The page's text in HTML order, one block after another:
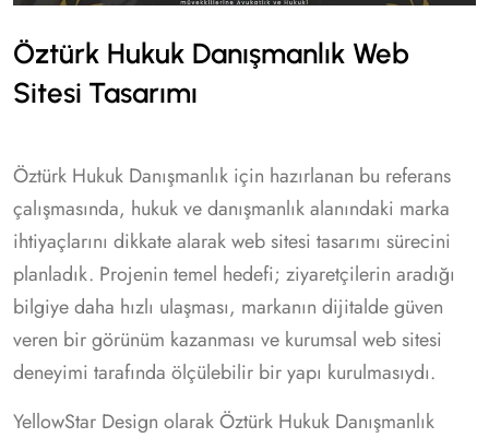
Öztürk Hukuk Danışmanlık Web
Sitesi Tasarımı
Öztürk Hukuk Danışmanlık için hazırlanan bu referans
çalışmasında, hukuk ve danışmanlık alanındaki marka
ihtiyaçlarını dikkate alarak web sitesi tasarımı sürecini
planladık. Projenin temel hedefi; ziyaretçilerin aradığı
bilgiye daha hızlı ulaşması, markanın dijitalde güven
veren bir görünüm kazanması ve kurumsal web sitesi
deneyimi tarafında ölçülebilir bir yapı kurulmasıydı.
YellowStar Design olarak Öztürk Hukuk Danışmanlık